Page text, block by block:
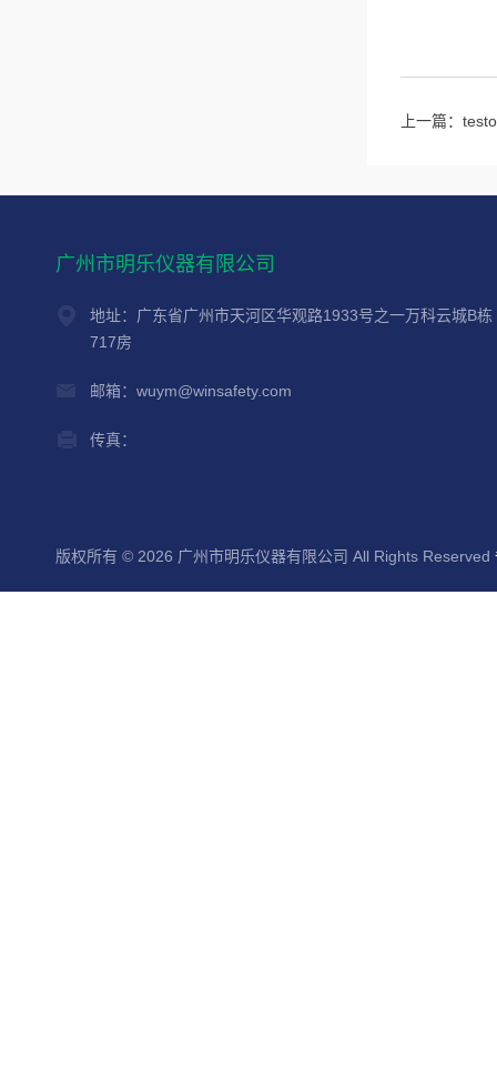
上一篇：
广州市明乐仪器有限公司
地址：广东省广州市天河区华观路1933号之一万科云城B栋
717房
邮箱：wuym@winsafety.com
传真：
版权所有 © 2026 广州市明乐仪器有限公司 All Rights Reserved